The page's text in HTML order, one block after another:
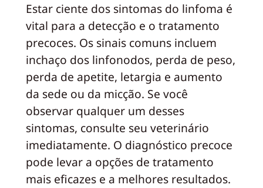
Estar ciente dos sintomas do linfoma é
vital para a detecção e o tratamento
precoces. Os sinais comuns incluem
inchaço dos linfonodos, perda de peso,
perda de apetite, letargia e aumento
da sede ou da micção. Se você
observar qualquer um desses
sintomas, consulte seu veterinário
imediatamente. O diagnóstico precoce
pode levar a opções de tratamento
mais eficazes e a melhores resultados.